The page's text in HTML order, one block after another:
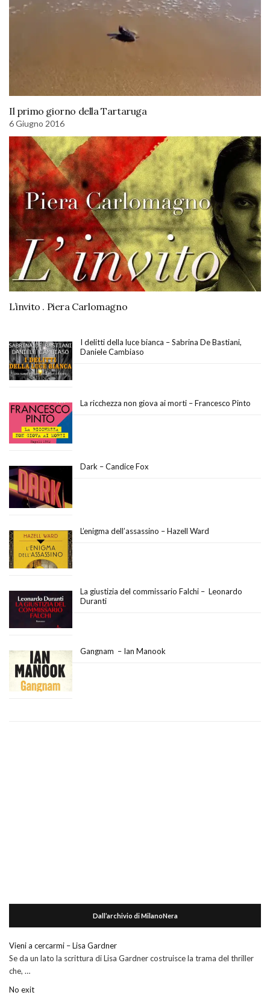
Il primo giorno della Tartaruga
6 Giugno 2016
L’invito . Piera Carlomagno
I delitti della luce bianca – Sabrina De Bastiani,
Daniele Cambiaso
La ricchezza non giova ai morti – Francesco Pinto
Dark – Candice Fox
L’enigma dell’assassino – Hazell Ward
La giustizia del commissario Falchi – Leonardo
Duranti
Gangnam – Ian Manook
Dall’archivio di MilanoNera
Vieni a cercarmi – Lisa Gardner
Se da un lato la scrittura di Lisa Gardner costruisce la trama del thriller
che, …
No exit